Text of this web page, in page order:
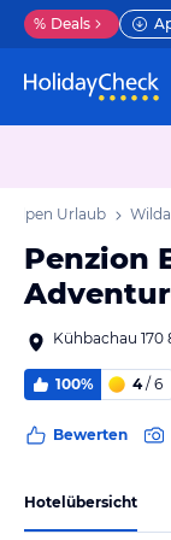
% Deals
Urlaub
Penzion
Kühbachau 170
100% 4/ 6
Bewerten
Hotelübersicht